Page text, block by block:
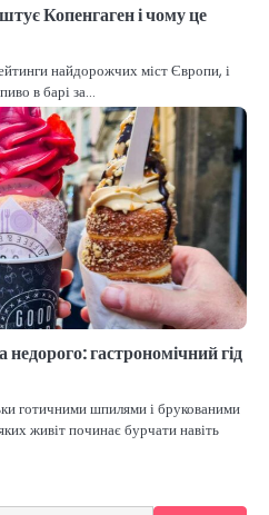
Копенгаген і чому це
найдорожчих міст Європи, і
в барі за…
недорого: гастрономічний гід
готичними шпилями і брукованими
живіт починає бурчати навіть